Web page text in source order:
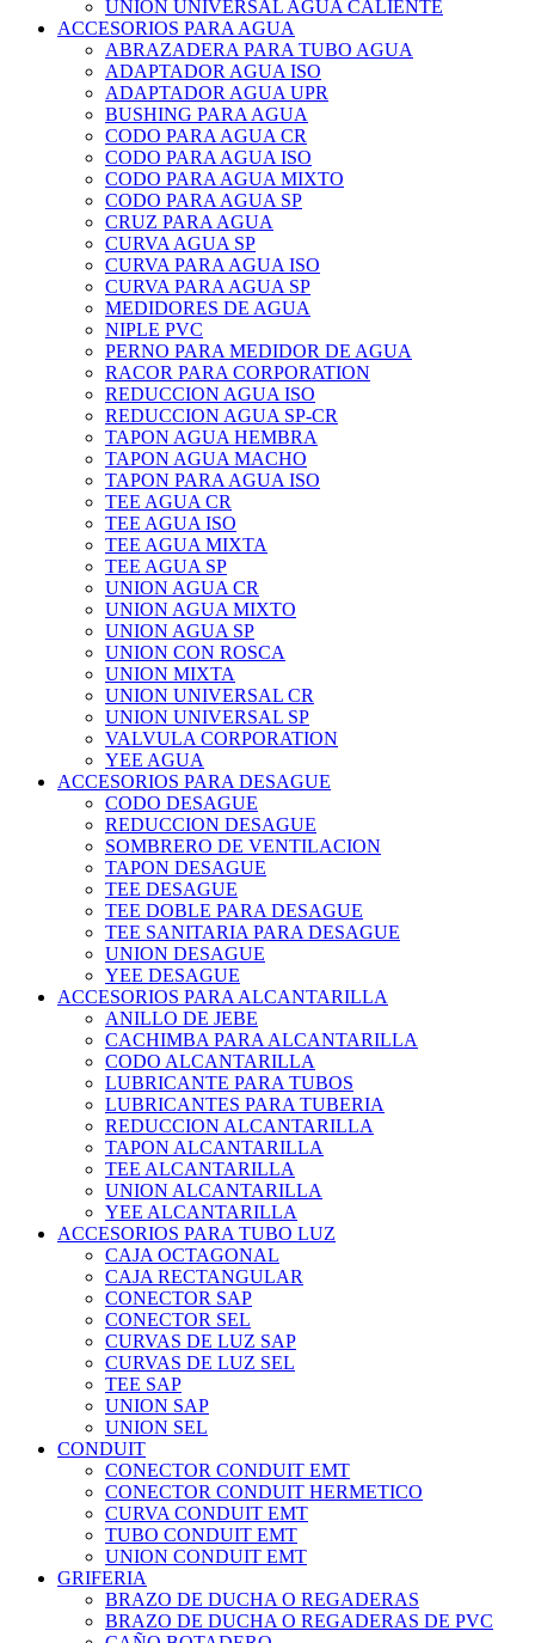
UNION UNIVERSAL AGUA CALIENTE
ACCESORIOS PARA AGUA
ABRAZADERA PARA TUBO AGUA
ADAPTADOR AGUA ISO
ADAPTADOR AGUA UPR
BUSHING PARA AGUA
CODO PARA AGUA CR
CODO PARA AGUA ISO
CODO PARA AGUA MIXTO
CODO PARA AGUA SP
CRUZ PARA AGUA
CURVA AGUA SP
CURVA PARA AGUA ISO
CURVA PARA AGUA SP
MEDIDORES DE AGUA
NIPLE PVC
PERNO PARA MEDIDOR DE AGUA
RACOR PARA CORPORATION
REDUCCION AGUA ISO
REDUCCION AGUA SP-CR
TAPON AGUA HEMBRA
TAPON AGUA MACHO
TAPON PARA AGUA ISO
TEE AGUA CR
TEE AGUA ISO
TEE AGUA MIXTA
TEE AGUA SP
UNION AGUA CR
UNION AGUA MIXTO
UNION AGUA SP
UNION CON ROSCA
UNION MIXTA
UNION UNIVERSAL CR
UNION UNIVERSAL SP
VALVULA CORPORATION
YEE AGUA
ACCESORIOS PARA DESAGUE
CODO DESAGUE
REDUCCION DESAGUE
SOMBRERO DE VENTILACION
TAPON DESAGUE
TEE DESAGUE
TEE DOBLE PARA DESAGUE
TEE SANITARIA PARA DESAGUE
UNION DESAGUE
YEE DESAGUE
ACCESORIOS PARA ALCANTARILLA
ANILLO DE JEBE
CACHIMBA PARA ALCANTARILLA
CODO ALCANTARILLA
LUBRICANTE PARA TUBOS
LUBRICANTES PARA TUBERIA
REDUCCION ALCANTARILLA
TAPON ALCANTARILLA
TEE ALCANTARILLA
UNION ALCANTARILLA
YEE ALCANTARILLA
ACCESORIOS PARA TUBO LUZ
CAJA OCTAGONAL
CAJA RECTANGULAR
CONECTOR SAP
CONECTOR SEL
CURVAS DE LUZ SAP
CURVAS DE LUZ SEL
TEE SAP
UNION SAP
UNION SEL
CONDUIT
CONECTOR CONDUIT EMT
CONECTOR CONDUIT HERMETICO
CURVA CONDUIT EMT
TUBO CONDUIT EMT
UNION CONDUIT EMT
GRIFERIA
BRAZO DE DUCHA O REGADERAS
BRAZO DE DUCHA O REGADERAS DE PVC